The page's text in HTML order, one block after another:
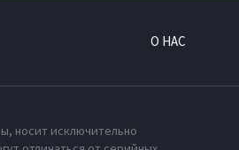
О НАС
носит исключительно